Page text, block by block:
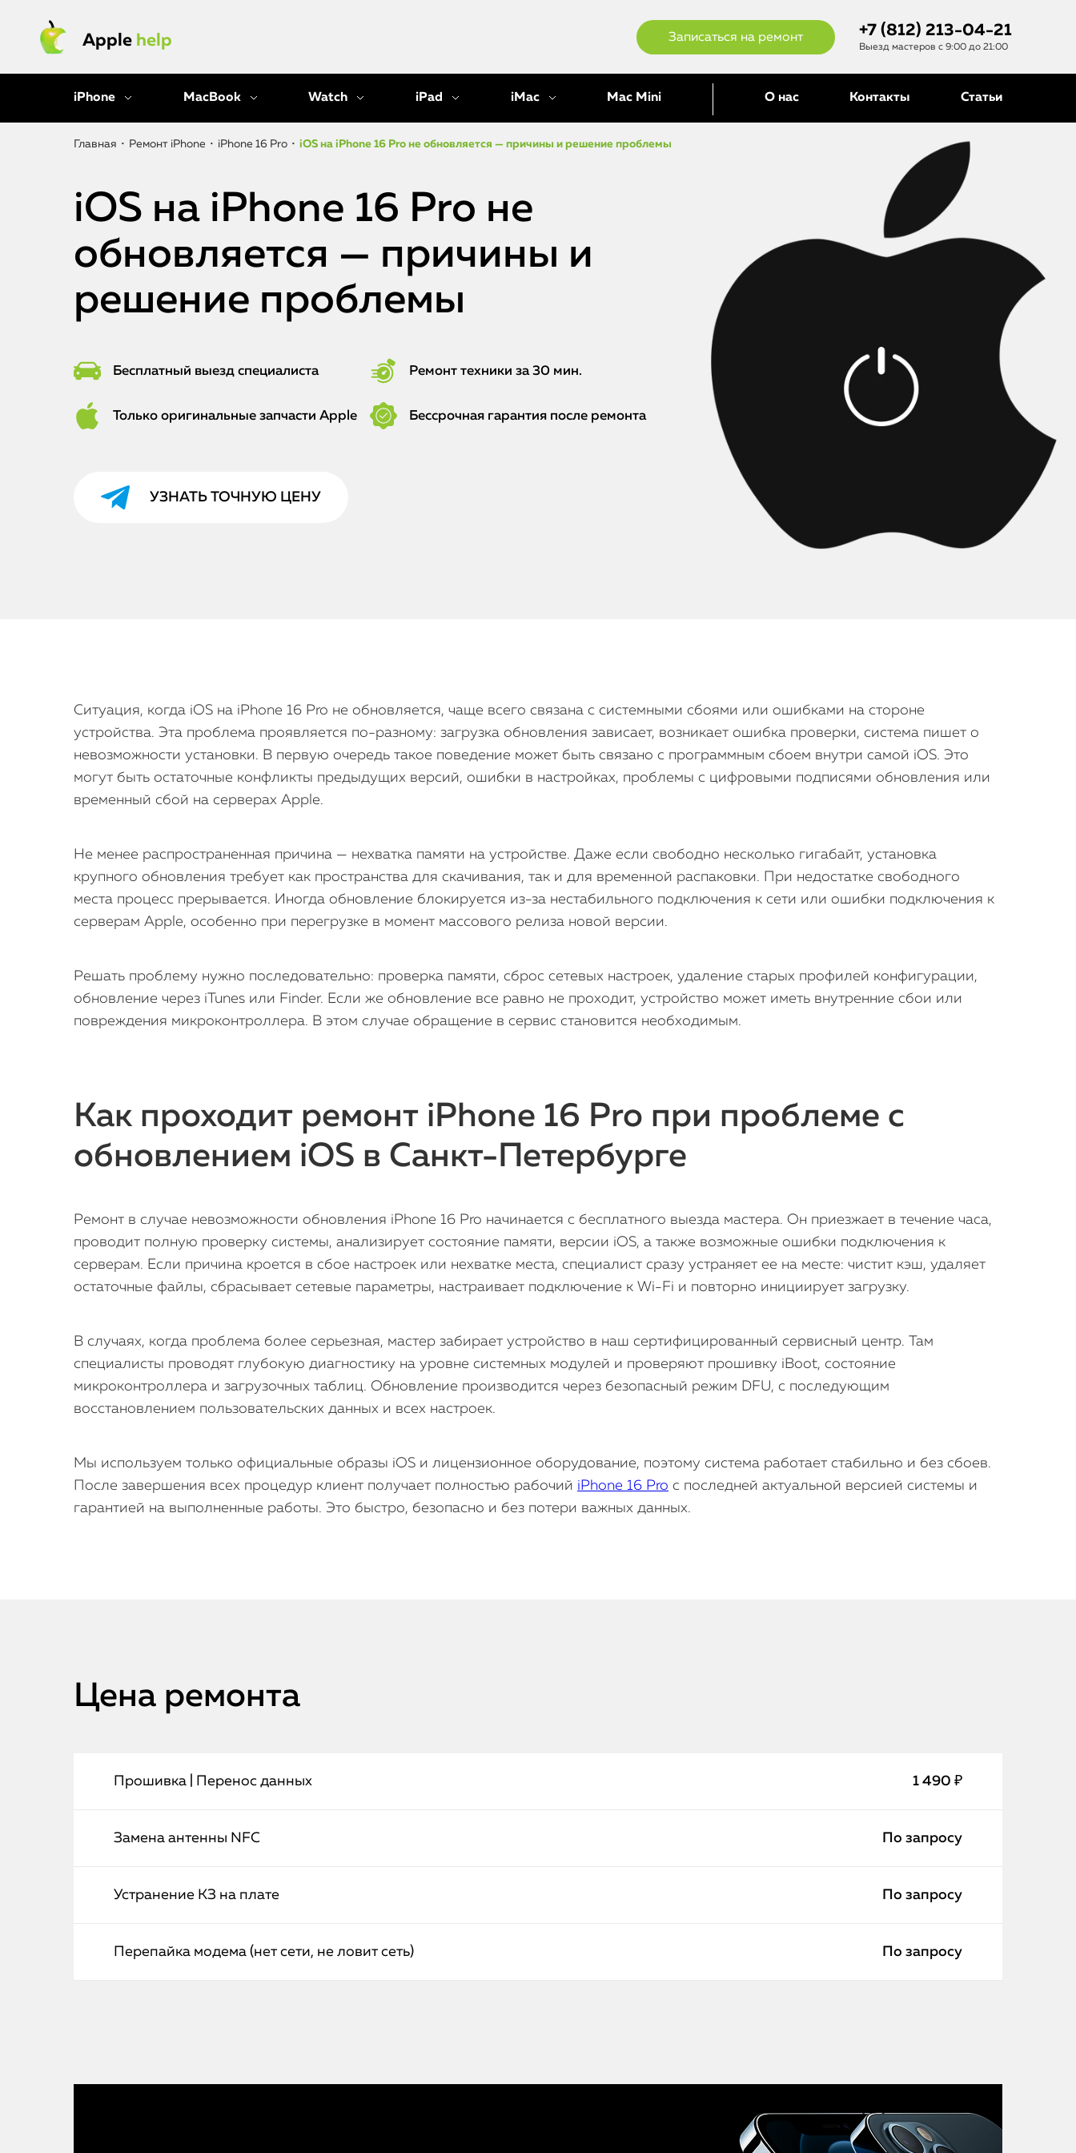
Apple help Записаться на ремонт +7 (812) 213-04-21
Выезд мастеров с 9:00 до 21:00
iPhone MacBook Watch iPad iMac Mac Mini О нас Контакты Статьи
Главная • Ремонт iPhone • iPhone 16 Pro • iOS на iPhone 16 Pro не обновляется — причины и решение проблемы
iOS на iPhone 16 Pro не
обновляется — причины и
решение проблемы
Бесплатный выезд специалиста Ремонт техники за 30 мин.
Только оригинальные запчасти Apple Бессрочная гарантия после ремонта
УЗНАТЬ ТОЧНУЮ ЦЕНУ
Ситуация, когда iOS на iPhone 16 Pro не обновляется, чаще всего связана с системными сбоями или ошибками на стороне
устройства. Эта проблема проявляется по-разному: загрузка обновления зависает, возникает ошибка проверки, система пишет о
невозможности установки. В первую очередь такое поведение может быть связано с программным сбоем внутри самой iOS. Это
могут быть остаточные конфликты предыдущих версий, ошибки в настройках, проблемы с цифровыми подписями обновления или
временный сбой на серверах Apple.
Не менее распространенная причина — нехватка памяти на устройстве. Даже если свободно несколько гигабайт, установка
крупного обновления требует как пространства для скачивания, так и для временной распаковки. При недостатке свободного
места процесс прерывается. Иногда обновление блокируется из-за нестабильного подключения к сети или ошибки подключения к
серверам Apple, особенно при перегрузке в момент массового релиза новой версии.
Решать проблему нужно последовательно: проверка памяти, сброс сетевых настроек, удаление старых профилей конфигурации,
обновление через iTunes или Finder. Если же обновление все равно не проходит, устройство может иметь внутренние сбои или
повреждения микроконтроллера. В этом случае обращение в сервис становится необходимым.
Как проходит ремонт iPhone 16 Pro при проблеме с
обновлением iOS в Санкт-Петербурге
Ремонт в случае невозможности обновления iPhone 16 Pro начинается с бесплатного выезда мастера. Он приезжает в течение часа,
проводит полную проверку системы, анализирует состояние памяти, версии iOS, а также возможные ошибки подключения к
серверам. Если причина кроется в сбое настроек или нехватке места, специалист сразу устраняет ее на месте: чистит кэш, удаляет
остаточные файлы, сбрасывает сетевые параметры, настраивает подключение к Wi-Fi и повторно инициирует загрузку.
В случаях, когда проблема более серьезная, мастер забирает устройство в наш сертифицированный сервисный центр. Там
специалисты проводят глубокую диагностику на уровне системных модулей и проверяют прошивку iBoot, состояние
микроконтроллера и загрузочных таблиц. Обновление производится через безопасный режим DFU, с последующим
восстановлением пользовательских данных и всех настроек.
Мы используем только официальные образы iOS и лицензионное оборудование, поэтому система работает стабильно и без сбоев.
После завершения всех процедур клиент получает полностью рабочий iPhone 16 Pro с последней актуальной версией системы и
гарантией на выполненные работы. Это быстро, безопасно и без потери важных данных.
Цена ремонта
Прошивка | Перенос данных 1 490 ₽
Замена антенны NFC По запросу
Устранение КЗ на плате По запросу
Перепайка модема (нет сети, не ловит сеть) По запросу